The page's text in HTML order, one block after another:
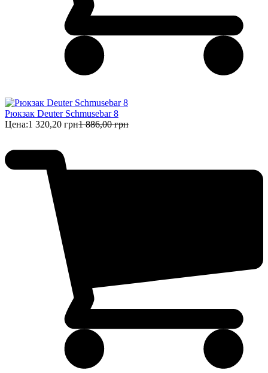
Рюкзак Deuter Schmusebar 8
Цена:1 320,20 грн1 886,00 грн